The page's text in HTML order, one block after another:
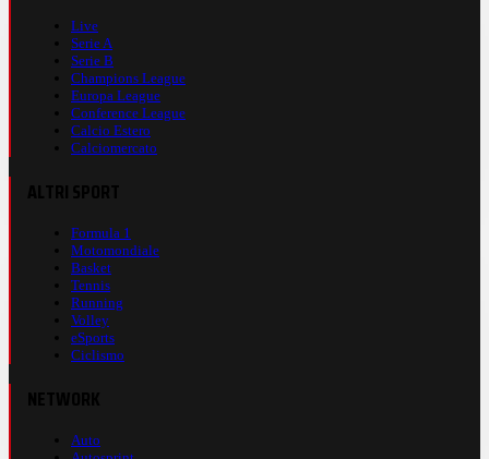
Live
Serie A
Serie B
Champions League
Europa League
Conference League
Calcio Estero
Calciomercato
Formula 1
Motomondiale
Basket
Tennis
Running
Volley
eSports
Ciclismo
Auto